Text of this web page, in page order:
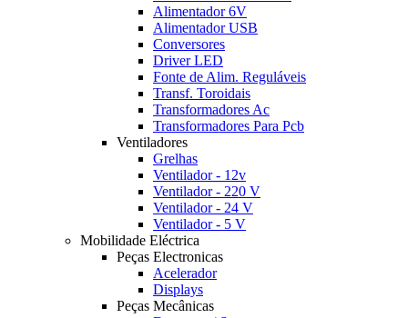
Alimentador 6V
Alimentador USB
Conversores
Driver LED
Fonte de Alim. Reguláveis
Transf. Toroidais
Transformadores Ac
Transformadores Para Pcb
Ventiladores
Grelhas
Ventilador - 12v
Ventilador - 220 V
Ventilador - 24 V
Ventilador - 5 V
Mobilidade Eléctrica
Peças Electronicas
Acelerador
Displays
Peças Mecânicas